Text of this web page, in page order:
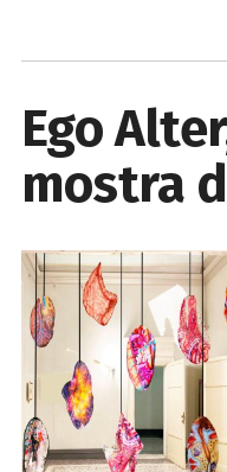
Ego
mostra